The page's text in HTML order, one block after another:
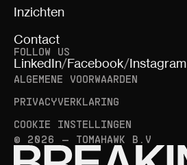
Inzichten
Contact
FOLLOW US
LinkedIn/Facebook/Instagram
© 2026 — TOMAHAWK B.V
ALGEMENE VOORWAARDEN
PRIVACYVERKLARING
COOKIE INSTELLINGEN